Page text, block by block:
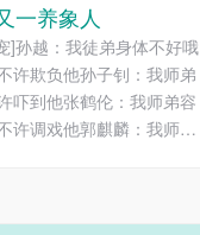
一养象人
]孙越：我徒弟身体不好哦
许欺负他孙子钊：我师弟
吓到他张鹤伦：我师弟容
许调戏他郭麒麟：我师弟